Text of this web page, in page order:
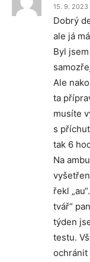
15. 9. 2023
Dobrý
ale já
Byl
Ale
ta
musíte
s
tak 6
Na
řekl
tvář“
týden
testu.
ochránit